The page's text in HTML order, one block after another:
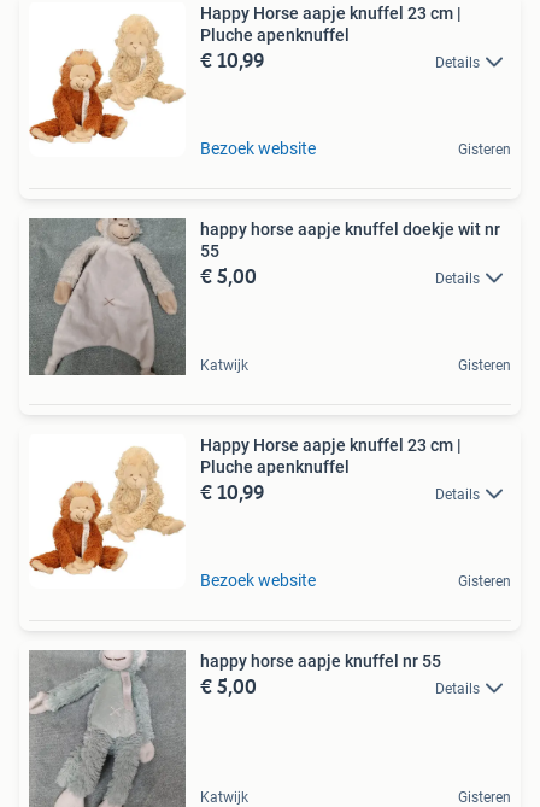
Happy Horse aapje knuffel 23 cm |
Pluche apenknuffel
€ 10,99 Details
Bezoek website Gisteren
happy horse aapje knuffel doekje wit nr
55
€ 5,00 Details
Katwijk Gisteren
Happy Horse aapje knuffel 23 cm |
Pluche apenknuffel
€ 10,99 Details
Bezoek website Gisteren
happy horse aapje knuffel nr 55
€ 5,00 Details
Katwijk Gisteren